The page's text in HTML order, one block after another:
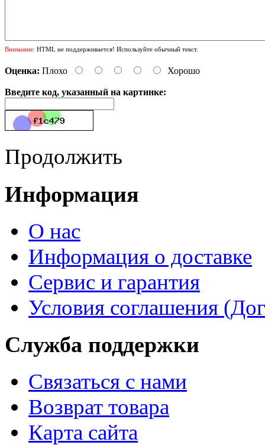
Внимание: HTML не поддерживается! Используйте обычный текст.
Оценка: Плохо Хорошо
Введите код, указанный на картинке:
Продолжить
Информация
О нас
Информация о доставке
Сервис и гарантия
Условия соглашения
Служба поддержки
Связаться с нами
Возврат товара
Карта сайта